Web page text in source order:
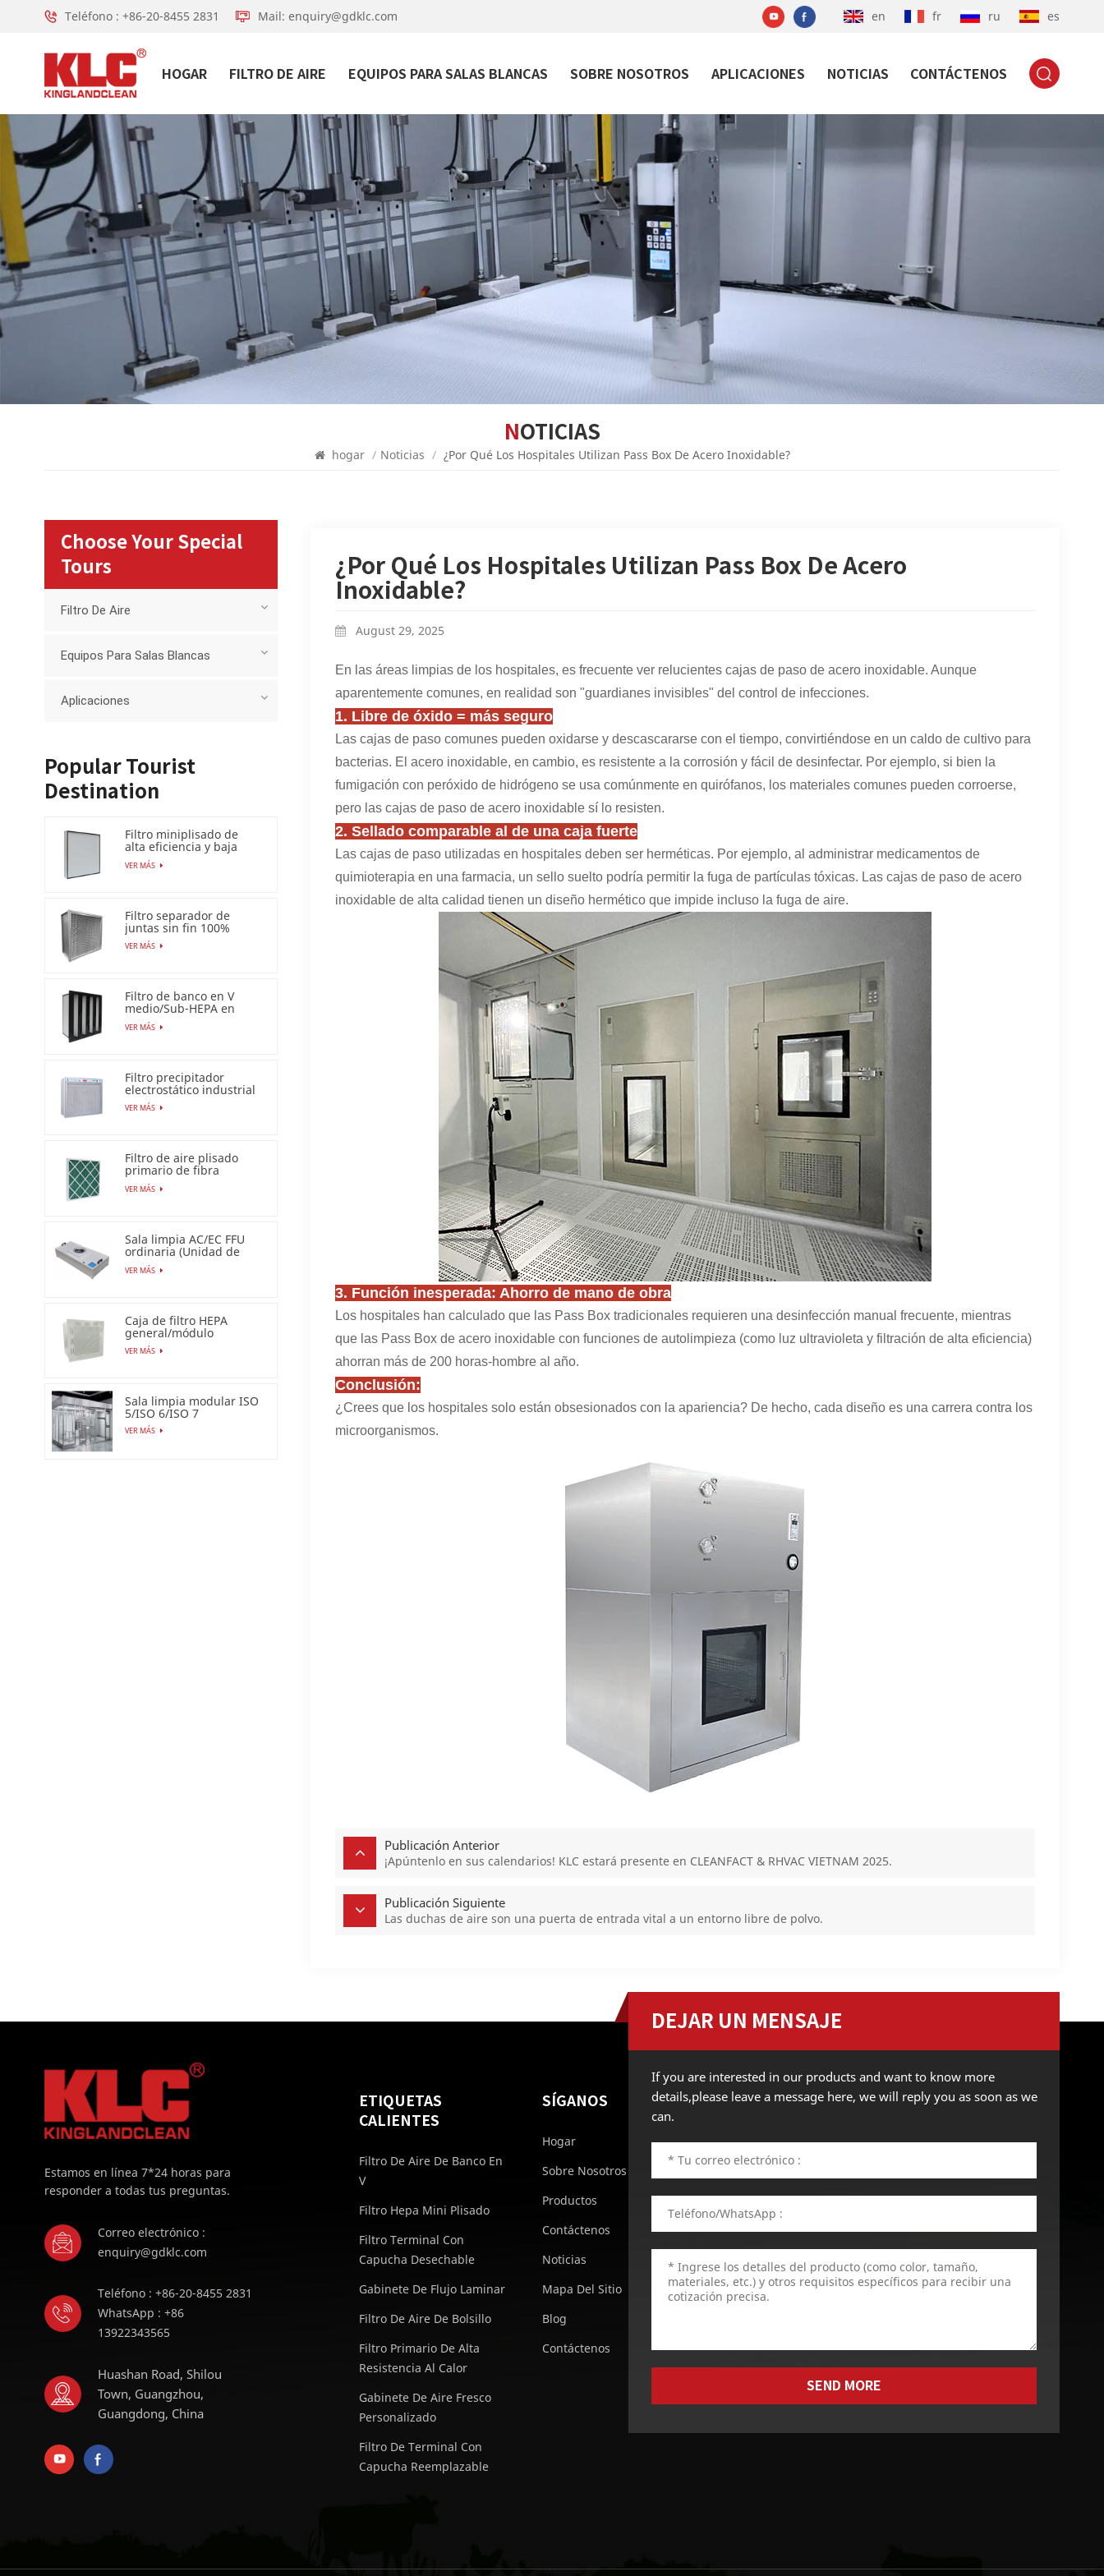
Teléfono : +86-20-8455 2831 Mail: enquiry@gdklc.com en fr ru es
HOGAR FILTRO DE AIRE EQUIPOS PARA SALAS BLANCAS SOBRE NOSOTROS APLICACIONES NOTICIAS CONTÁCTENOS
NOTICIAS
hogar / Noticias / ¿Por Qué Los Hospitales Utilizan Pass Box De Acero Inoxidable?
¿Por Qué Los Hospitales Utilizan Pass Box De Acero
Inoxidable?
August 29, 2025
En las áreas limpias de los hospitales, es frecuente ver relucientes cajas de paso de acero inoxidable. Aunque
aparentemente comunes, en realidad son "guardianes invisibles" del control de infecciones.
1. Libre de óxido = más seguro
Las cajas de paso comunes pueden oxidarse y descascararse con el tiempo, convirtiéndose en un caldo de cultivo para
bacterias. El acero inoxidable, en cambio, es resistente a la corrosión y fácil de desinfectar. Por ejemplo, si bien la
fumigación con peróxido de hidrógeno se usa comúnmente en quirófanos, los materiales comunes pueden corroerse,
pero las cajas de paso de acero inoxidable sí lo resisten.
2. Sellado comparable al de una caja fuerte
Las cajas de paso utilizadas en hospitales deben ser herméticas. Por ejemplo, al administrar medicamentos de
quimioterapia en una farmacia, un sello suelto podría permitir la fuga de partículas tóxicas. Las cajas de paso de acero
inoxidable de alta calidad tienen un diseño hermético que impide incluso la fuga de aire.
3. Función inesperada: Ahorro de mano de obra
Los hospitales han calculado que las Pass Box tradicionales requieren una desinfección manual frecuente, mientras
que las Pass Box de acero inoxidable con funciones de autolimpieza (como luz ultravioleta y filtración de alta eficiencia)
ahorran más de 200 horas-hombre al año.
Conclusión:
¿Crees que los hospitales solo están obsesionados con la apariencia? De hecho, cada diseño es una carrera contra los
microorganismos.
Publicación Anterior
¡Apúntenlo en sus calendarios! KLC estará presente en CLEANFACT & RHVAC VIETNAM 2025.
Publicación Siguiente
Las duchas de aire son una puerta de entrada vital a un entorno libre de polvo.
Choose Your Special
Tours
Filtro De Aire
Equipos Para Salas Blancas
Aplicaciones
Popular Tourist
Destination
Filtro miniplisado de
alta eficiencia y baja
caída de presión (HEPA
/ULPA)
VER MÁS
Filtro separador de
juntas sin fin 100%
resistente a la humedad
VER MÁS
Filtro de banco en V
medio/Sub-HEPA en
marco de plástico
VER MÁS
Filtro precipitador
electrostático industrial
para filtro de aire Esp
VER MÁS
Filtro de aire plisado
primario de fibra
sintética para uso
industrial
VER MÁS
Sala limpia AC/EC FFU
ordinaria (Unidad de
filtro de ventilador)
VER MÁS
Caja de filtro HEPA
general/módulo
terminal HEPA
VER MÁS
Sala limpia modular ISO
5/ISO 6/ISO 7
VER MÁS
Estamos en línea 7*24 horas para
responder a todas tus preguntas.
Correo electrónico :
enquiry@gdklc.com
Teléfono : +86-20-8455 2831
WhatsApp : +86
13922343565
Huashan Road, Shilou
Town, Guangzhou,
Guangdong, China
ETIQUETAS
CALIENTES
Filtro De Aire De Banco En
V
Filtro Hepa Mini Plisado
Filtro Terminal Con
Capucha Desechable
Gabinete De Flujo Laminar
Filtro De Aire De Bolsillo
Filtro Primario De Alta
Resistencia Al Calor
Gabinete De Aire Fresco
Personalizado
Filtro De Terminal Con
Capucha Reemplazable
SÍGANOS
Hogar
Sobre Nosotros
Productos
Contáctenos
Noticias
Mapa Del Sitio
Blog
Contáctenos
DEJAR UN MENSAJE
If you are interested in our products and want to know more
details,please leave a message here, we will reply you as soon as we
can.
SEND MORE